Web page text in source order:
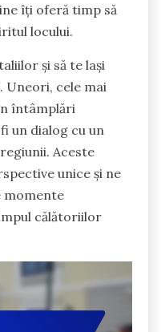
îți oferă timp să
locului.
și să te lași
cele mai
întâmplări
un dialog cu un
Aceste
unice și ne
momente
călătoriilor